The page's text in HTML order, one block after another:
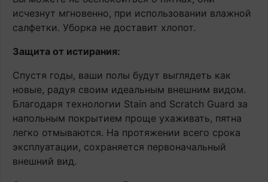
исчезнут мгновенно, при использовании влажной
салфетки. Уборка не доставит хлопот.
Защита от истирания:
Спустя годы, ваши полы будут выглядеть как
новые, радуя своим идеальным внешним видом.
Благодаря технологии Stain and Scratch Guard за
напольным покрытием проще ухаживать, пятна
легко отмываются. На протяжении всего срока
эксплуатации, сохраняется первоначальный
внешний вид.